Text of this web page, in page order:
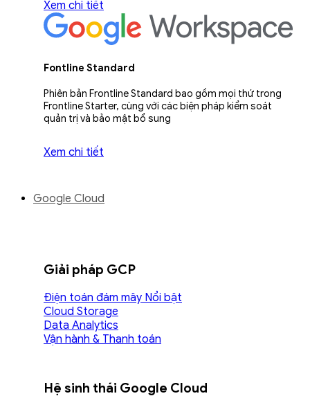
Xem chi tiết
Fontline Standard
Phiên bản Frontline Standard bao gồm mọi thứ trong
Frontline Starter, cùng với các biện pháp kiểm soát
quản trị và bảo mật bổ sung
Xem chi tiết
Google Cloud
Giải pháp GCP
Điện toán đám mây
Cloud Storage
Data Analytics
Vận hành & Thanh toán
Hệ sinh thái Google Cloud